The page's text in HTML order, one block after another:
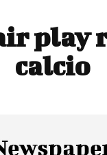
play
calcio